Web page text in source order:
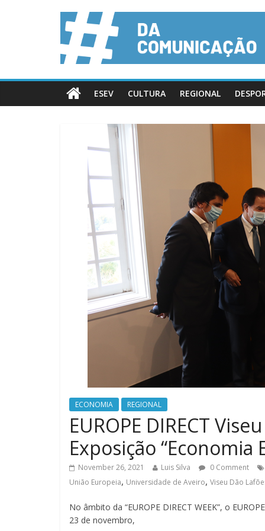
ESEV CULTURA REGIONAL
ECONOMIA REGIONAL
EUROPE DIRECT
Exposição “Economia
November 26, 2021 Luis Silva 0 Comment
União Europeia, Universidade de Aveiro, Viseu Dão
No âmbito da “EUROPE DIRECT WEEK”, o
23 de novembro,